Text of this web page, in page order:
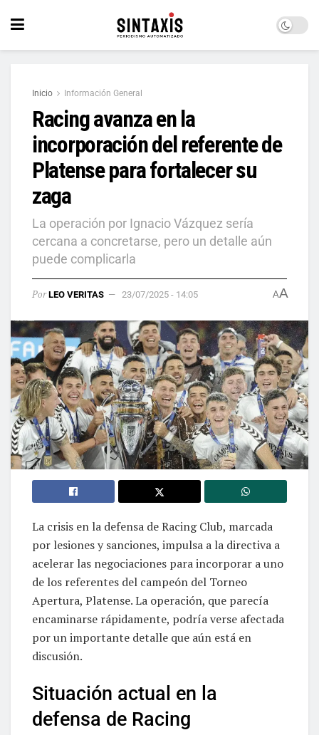
Inicio Información General
Racing avanza en la
incorporación del referente de
Platense para fortalecer su
zaga
La operación por Ignacio Vázquez sería
cercana a concretarse, pero un detalle aún
puede complicarla
Por LEO VERITAS 23/07/2025 - 14:05 AA
La crisis en la defensa de Racing Club, marcada
por lesiones y sanciones, impulsa a la directiva a
acelerar las negociaciones para incorporar a uno
de los referentes del campeón del Torneo
Apertura, Platense. La operación, que parecía
encaminarse rápidamente, podría verse afectada
por un importante detalle que aún está en
discusión.
Situación actual en la
defensa de Racing